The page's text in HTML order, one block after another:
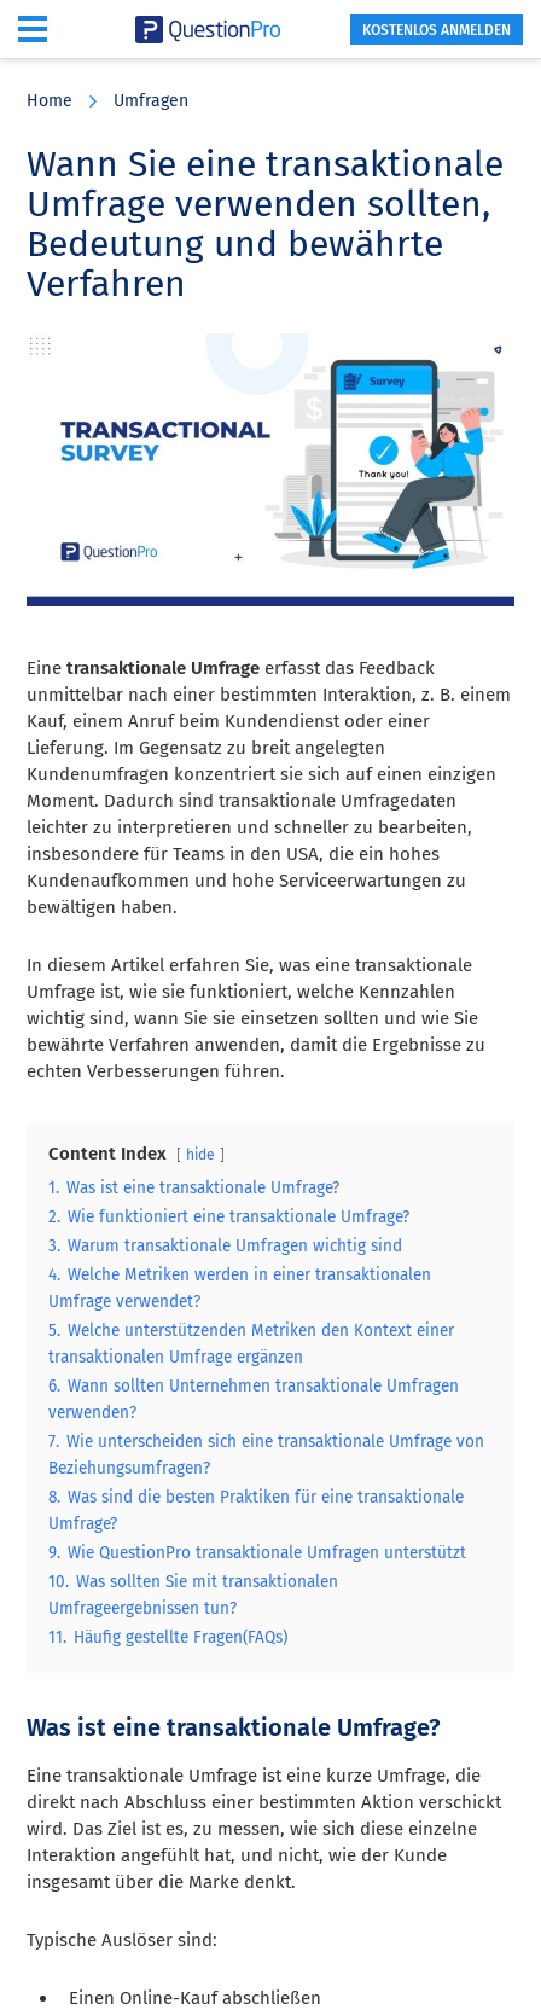
content
sidebar
KOSTENLOS ANMELDEN
Home Umfragen
Wann Sie eine transaktionale
Umfrage verwenden sollten,
Bedeutung und bewährte
Verfahren
Einetransaktionale Umfrage erfasst das Feedback
unmittelbar nach einer bestimmten Interaktion, z. B. einem
Kauf, einem Anruf beim Kundendienst oder einer
Lieferung. Im Gegensatz zu breit angelegten
Kundenumfragen konzentriert sie sich auf einen einzigen
Moment. Dadurch sind transaktionale Umfragedaten
leichter zu interpretieren und schneller zu bearbeiten,
insbesondere für Teams in den USA, die ein hohes
Kundenaufkommen und hohe Serviceerwartungen zu
bewältigen haben.
In diesem Artikel erfahren Sie, was eine transaktionale
Umfrage ist, wie sie funktioniert, welche Kennzahlen
wichtig sind, wann Sie sie einsetzen sollten und wie Sie
bewährte Verfahren anwenden, damit die Ergebnisse zu
echten Verbesserungen führen.
Content Index hide
1. Was ist eine transaktionale Umfrage?
2. Wie funktioniert eine transaktionale Umfrage?
3. Warum transaktionale Umfragen wichtig sind
4. Welche Metriken werden in einer transaktionalen
Umfrage verwendet?
5. Welche unterstützenden Metriken den Kontext einer
transaktionalen Umfrage ergänzen
6. Wann sollten Unternehmen transaktionale Umfragen
verwenden?
7. Wie unterscheiden sich eine transaktionale Umfrage von
Beziehungsumfragen?
8. Was sind die besten Praktiken für eine transaktionale
Umfrage?
9. Wie QuestionPro transaktionale Umfragen unterstützt
10. Was sollten Sie mit transaktionalen
Umfrageergebnissen tun?
11. Häufig gestellte Fragen(FAQs)
Was ist eine transaktionale Umfrage?
Eine transaktionale Umfrage ist eine kurze Umfrage, die
direkt nach Abschluss einer bestimmten Aktion verschickt
wird. Das Ziel ist es, zu messen, wie sich diese einzelne
Interaktion angefühlt hat, und nicht, wie der Kunde
insgesamt über die Marke denkt.
Typische Auslöser sind:
Einen Online-Kauf abschließen